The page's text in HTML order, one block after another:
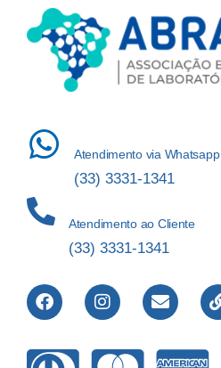
Atendimento via Whatsapp
(33) 3331-1341
Atendimento ao Cliente
(33) 3331-1341